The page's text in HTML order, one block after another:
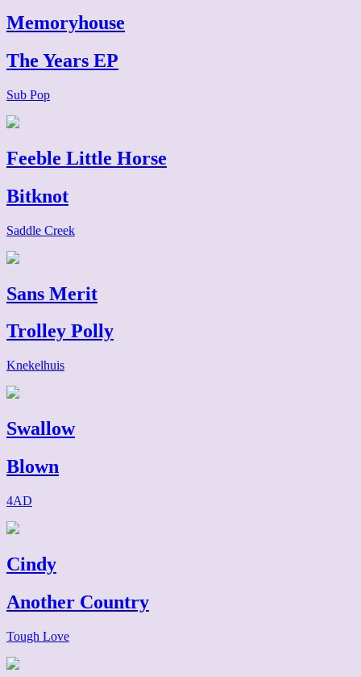
Memoryhouse
The Years EP
Sub Pop
Feeble Little Horse
Bitknot
Saddle Creek
Sans Merit
Trolley Polly
Knekelhuis
Swallow
Blown
4AD
Cindy
Another Country
Tough Love